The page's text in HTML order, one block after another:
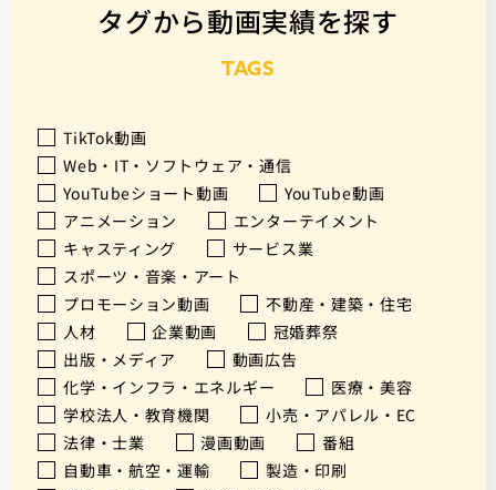
タグから動画実績を探す
TAGS
TikTok動画
Web・IT・ソフトウェア・通信
YouTubeショート動画
YouTube動画
アニメーション
エンターテイメント
キャスティング
サービス業
スポーツ・音楽・アート
プロモーション動画
不動産・建築・住宅
人材
企業動画
冠婚葬祭
出版・メディア
動画広告
化学・インフラ・エネルギー
医療・美容
学校法人・教育機関
小売・アパレル・EC
法律・士業
漫画動画
番組
自動車・航空・運輸
製造・印刷